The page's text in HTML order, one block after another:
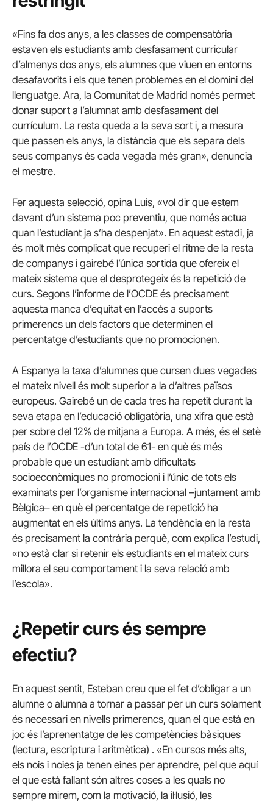
«Fins fa dos anys, a les classes de compensatòria
estaven els estudiants amb desfasament curricular
d’almenys dos anys, els alumnes que viuen en entorns
desafavorits i els que tenen problemes en el domini del
llenguatge. Ara, la Comunitat de Madrid només permet
donar suport a l’alumnat amb desfasament del
currículum. La resta queda a la seva sort i, a mesura
que passen els anys, la distància que els separa dels
seus companys és cada vegada més gran», denuncia
el mestre.
Fer aquesta selecció, opina Luis, «vol dir que estem
davant d’un sistema poc preventiu, que només actua
quan l’estudiant ja s’ha despenjat». En aquest estadi, ja
és molt més complicat que recuperi el ritme de la resta
de companys i gairebé l’única sortida que ofereix el
mateix sistema que el desprotegeix és la repetició de
curs. Segons l’informe de l’OCDE és precisament
aquesta manca d’equitat en l’accés a suports
primerencs un dels factors que determinen el
percentatge d’estudiants que no promocionen.
A Espanya la taxa d’alumnes que cursen dues vegades
el mateix nivell és molt superior a la d’altres països
europeus. Gairebé un de cada tres ha repetit durant la
seva etapa en l’educació obligatòria, una xifra que està
per sobre del 12% de mitjana a Europa. A més, és el setè
país de l’OCDE -d’un total de 61- en què és més
probable que un estudiant amb dificultats
socioeconòmiques no promocioni i l’únic de tots els
examinats per l’organisme internacional –juntament amb
Bèlgica– en què el percentatge de repetició ha
augmentat en els últims anys. La tendència en la resta
és precisament la contrària perquè, com explica l’estudi,
«no està clar si retenir els estudiants en el mateix curs
millora el seu comportament i la seva relació amb
l’escola».
¿Repetir curs és sempre
efectiu?
En aquest sentit, Esteban creu que el fet d’obligar a un
alumne o alumna a tornar a passar per un curs solament
és necessari en nivells primerencs, quan el que està en
joc és l’aprenentatge de les competències bàsiques
(lectura, escriptura i aritmètica) . «En cursos més alts,
els nois i noies ja tenen eines per aprendre, pel que aquí
el que està fallant són altres coses a les quals no
sempre mirem, com la motivació, la il·lusió, les